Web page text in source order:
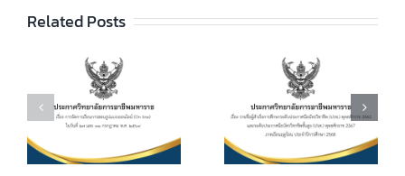
Related Postsศึกษาระดับ
ประกาศนียบัตร
วิชาชีพ (ปวช.)
พุทธศักราช
2562 และระดับ
ประกาศนียบัตร
ประกาศวิทยา
กำหนดการ และ
อัตราการจัดเก็บ
ค่าบำรุงการ
ศึกษา ค่า
หน่วยกิตรายวิชา